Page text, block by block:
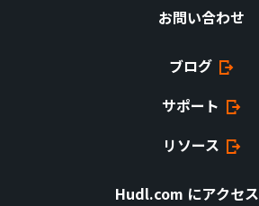
お問い合わせ
ブログ
サポート
リソース
Hudl.com にアクセス